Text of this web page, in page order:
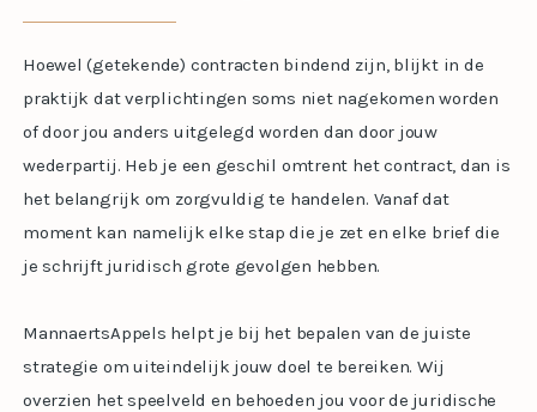
Hoewel (getekende) contracten bindend zijn, blijkt in de
praktijk dat verplichtingen soms niet nagekomen worden
of door jou anders uitgelegd worden dan door jouw
wederpartij. Heb je een geschil omtrent het contract, dan is
het belangrijk om zorgvuldig te handelen. Vanaf dat
moment kan namelijk elke stap die je zet en elke brief die
je schrijft juridisch grote gevolgen hebben.
MannaertsAppels helpt je bij het bepalen van de juiste
strategie om uiteindelijk jouw doel te bereiken. Wij
overzien het speelveld en behoeden jou voor de juridische